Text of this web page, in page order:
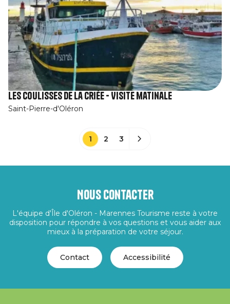
Les coulisses de la criée - Visite matinale
Saint-Pierre-d'Oléron
1 2 3
Nous contacter
L'équipe d'Île d'Oléron - Marennes Tourisme reste à votre
disposition pour répondre à vos questions et vous aider aux
mieux à la préparation de votre séjour.
Contact Accessibilité